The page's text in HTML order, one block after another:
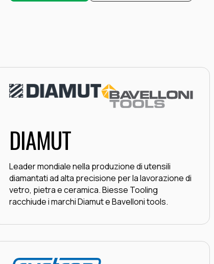
DIAMUT
Leader mondiale nella produzione di utensili
diamantati ad alta precisione per la lavorazione di
vetro, pietra e ceramica. Biesse Tooling
racchiude i marchi Diamut e Bavelloni tools.